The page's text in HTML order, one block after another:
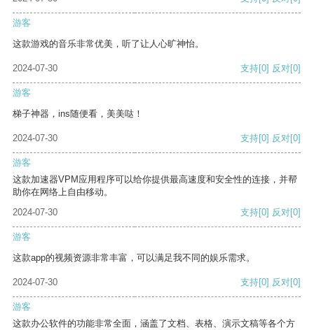
游客
这款游戏的音乐非常优美，听了让人心旷神怡。
2024-07-30 支持[0] 反对[0]
游客
梯子神器，ins随便看，美美哒！
2024-07-30 支持[0] 反对[0]
游客
这款加速器VPM应用程序可以给你提供最高速度和安全性的连接，并帮
助你在网络上自由移动。
2024-07-30
支持[0] 反对[0]
游客
这款app的视频资源非常丰富，可以满足我不同的娱乐需求。
2024-07-30 支持[0] 反对[0]
游客
这款办公软件的功能非常全面，涵盖了文档、表格、演示文稿等各个方